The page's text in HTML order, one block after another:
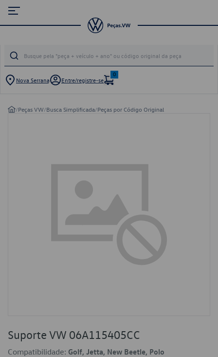
Nova Serrana Entre/registre-se
0
/Peças VW/Busca Simplificada/Peças por Código Original
Suporte VW 06A115405CC
Compatibilidade: Golf, Jetta, New Beetle, Polo